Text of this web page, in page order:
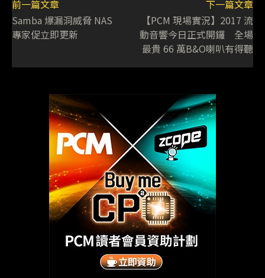
前一篇文章
Samba 爆漏洞威脅 NAS
專家促立即更新
下一篇文章
【PCM 現場實況】2017 流
動音響今日正式開鑼 全場
最貴 66 萬B&O喇叭有得聽